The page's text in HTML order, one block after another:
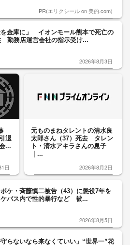
PR(エリクシール on 美的.com)
を金庫に」 イオンモール熊本で死亡の
勤務店運営会社の指示受け...
2026年8月3日
退
...
日
元ものまねタレントの清水良
太郎さん（37）死去 タレン
ト・清水アキラさんの息子
｜...
2026年8月2日
ケ・斉藤慎二被告（43）に懲役7年を
バス内で性的暴行など 被...
2026年8月5日
守らないなら来なくていい」“世界一”花